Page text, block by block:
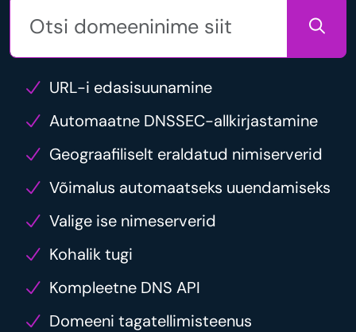
URL-i edasisuunamine
Automaatne DNSSEC-allkirjastamine
Geograafiliselt eraldatud nimiserverid
Võimalus automaatseks uuendamiseks
Valige ise nimeserverid
Kohalik tugi
Kompleetne DNS API
Domeeni tagatellimisteenus